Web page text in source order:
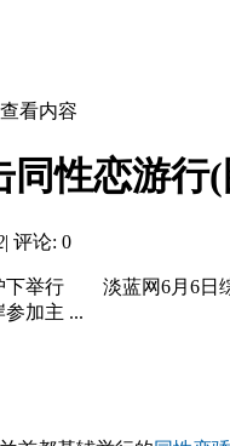
查看内容
同性恋游行
| 评论: 0
下举行 淡蓝网6月6日
加主 ...